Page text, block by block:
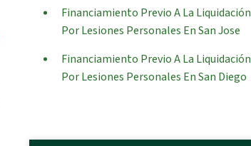
Financiamiento Previo A La Liquidación
Por Lesiones Personales En San Jose
Financiamiento Previo A La Liquidación
Por Lesiones Personales En San Diego